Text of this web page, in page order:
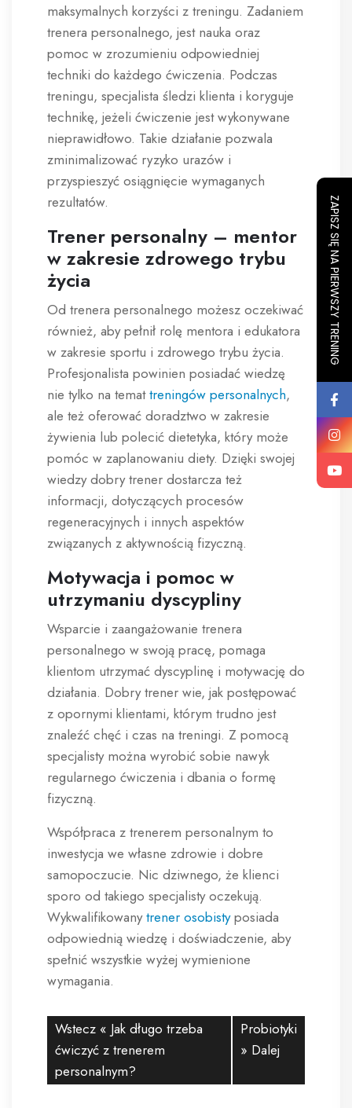
maksymalnych korzyści z treningu. Zadaniem
trenera personalnego, jest nauka oraz
pomoc w zrozumieniu odpowiedniej
techniki do każdego ćwiczenia. Podczas
treningu, specjalista śledzi klienta i koryguje
technikę, jeżeli ćwiczenie jest wykonywane
nieprawidłowo. Takie działanie pozwala
zminimalizować ryzyko urazów i
przyspieszyć osiągnięcie wymaganych
rezultatów.
Trener personalny – mentor
w zakresie zdrowego trybu
życia
Od trenera personalnego możesz oczekiwać
również, aby pełnił rolę mentora i edukatora
w zakresie sportu i zdrowego trybu życia.
Profesjonalista powinien posiadać wiedzę
nie tylko na temattreningów personalnych,
ale też oferować doradztwo w zakresie
żywienia lub polecić dietetyka, który może
pomóc w zaplanowaniu diety. Dzięki swojej
wiedzy dobry trener dostarcza też
informacji, dotyczących procesów
regeneracyjnych i innych aspektów
związanych z aktywnością fizyczną.
Motywacja i pomoc w
utrzymaniu dyscypliny
Wsparcie i zaangażowanie trenera
personalnego w swoją pracę, pomaga
klientom utrzymać dyscyplinę i motywację do
działania. Dobry trener wie, jak postępować
z opornymi klientami, którym trudno jest
znaleźć chęć i czas na treningi. Z pomocą
specjalisty można wyrobić sobie nawyk
regularnego ćwiczenia i dbania o formę
fizyczną.
Współpraca z trenerem personalnym to
inwestycja we własne zdrowie i dobre
samopoczucie. Nic dziwnego, że klienci
sporo od takiego specjalisty oczekują.
Wykwalifikowanytrener osobistyposiada
odpowiednią wiedzę i doświadczenie, aby
spełnić wszystkie wyżej wymienione
wymagania.
Wstecz « Jak długo trzeba
ćwiczyć z trenerem
personalnym?
Probiotyki
» Dalej
ZAPISZ SIĘ NA PIERWSZY TRENING